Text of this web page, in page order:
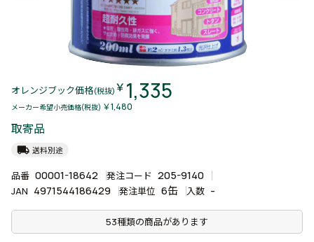
オレンジブック価格(税抜) ￥ 1,335
メーカー希望小売価格(税抜) ￥1,480
取寄品
local_shipping 送料別途
品番 00001-18642 発注コード 205-9140
JAN 4971544186429 発注単位 6缶 入数 -
53種類の商品があります